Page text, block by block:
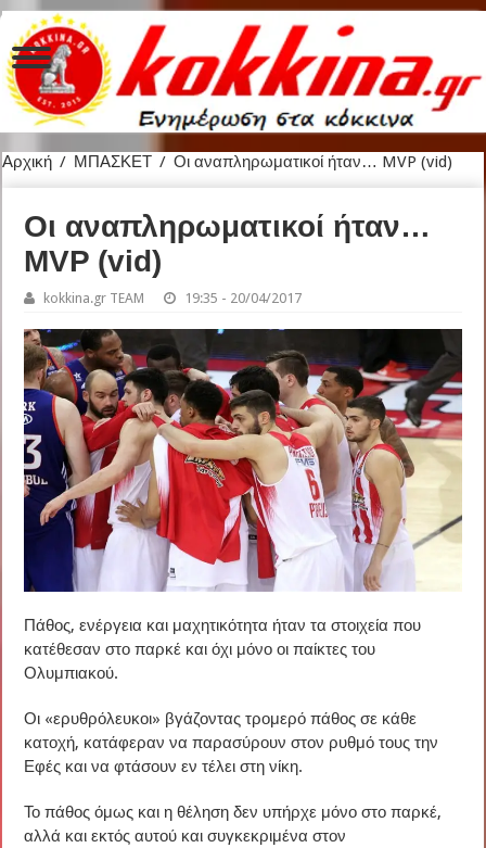
Αρχική / ΜΠΑΣΚΕΤ / Οι αναπληρωματικοί ήταν… MVP (vid)
Οι αναπληρωματικοί ήταν…
MVP (vid)
kokkina.gr TEAM 19:35 - 20/04/2017
Πάθος, ενέργεια και μαχητικότητα ήταν τα στοιχεία που
κατέθεσαν στο παρκέ και όχι μόνο οι παίκτες του
Ολυμπιακού.
Οι «ερυθρόλευκοι» βγάζοντας τρομερό πάθος σε κάθε
κατοχή, κατάφεραν να παρασύρουν στον ρυθμό τους την
Εφές και να φτάσουν εν τέλει στη νίκη.
Το πάθος όμως και η θέληση δεν υπήρχε μόνο στο παρκέ,
αλλά και εκτός αυτού και συγκεκριμένα στον